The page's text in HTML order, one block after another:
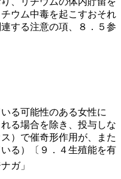
ガ」
ウム中毒を起こすおそれ
する注意の項、８．５参
る可能性のある女性に
る場合を除き、投与しな
）で催奇形作用が、また
る）〔９．４生殖能を有